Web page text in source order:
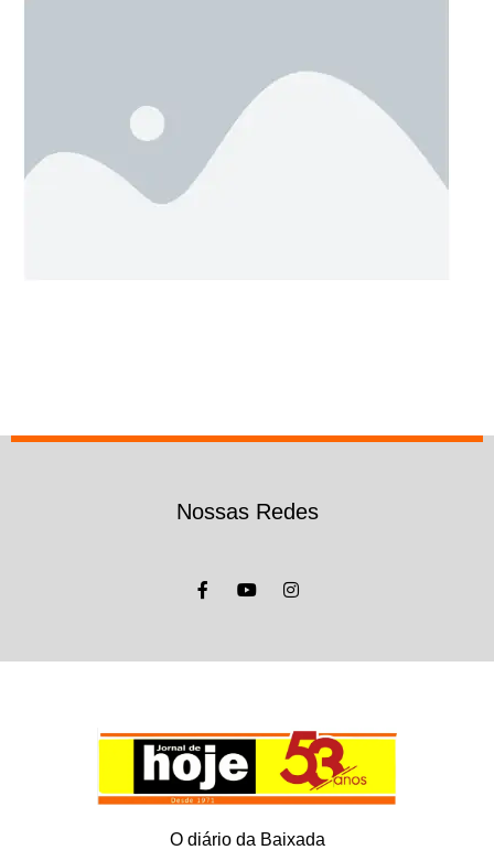
Nossas Redes
O diário da Baixada